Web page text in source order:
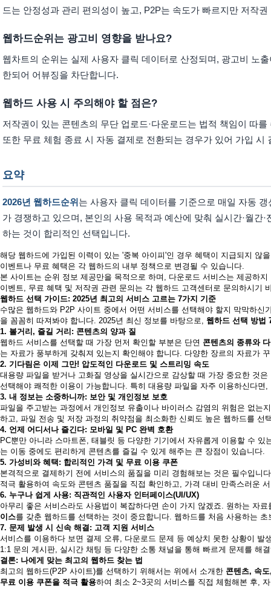
드는 안정성과 관리 편의성이 높고, P2P는 속도가 빠르지만 저작
웹하드순위는 광고비 영향을 받나요?
웹차트의 순위는 실제 사용자 클릭 데이터로 산정되며, 광고비 노
한되어 어뷰징을 차단합니다.
웹하드 사용 시 주의해야 할 점은?
저작권이 있는 콘텐츠의 무단 업로드·다운로드는 법적 책임이 따
또한 무료 체험 종료 시 자동 결제로 전환되는 경우가 있어 가입 시
요약
2026년 웹하드순위는 사용자 클릭 데이터를 기준으로 매일 자동
가 경쟁하고 있으며, 본인의 사용 목적과 예산에 맞춰 실시간·월
하는 것이 합리적인 선택입니다.
해당 웹하드에 가입된 이력이 있는 '중복 아이피'인 경우 혜택이 지급되지 않
이벤트나 무료 혜택은 각 웹하드의 내부 정책으로 변경될 수 있습니다.
본 사이트는 순위 정보 제공만을 목적으로 하며, 다운로드 서비스는 제공하지
이벤트, 무료 혜택 및 저작권 관련 문의는 각 웹하드 고객센터로 문의하시기
웹하드 선택 가이드: 2025년 최고의 서비스 고르는 7가지 기준
수많은 웹하드와 P2P 사이트 중에서 어떤 서비스를 선택해야 할지 막막하
을 꼼꼼히 따져봐야 합니다. 2025년 최신 정보를 바탕으로, 웹하드 선택 방법
1. 볼거리, 즐길 거리: 콘텐츠의 양과 질
웹하드 서비스를 선택할 때 가장 먼저 확인할 부분은 단연 콘텐츠의 종류와
는 자료가 풍부하게 갖춰져 있는지 확인해야 합니다. 다양한 장르의 자료가
2. 기다림은 이제 그만! 압도적인 다운로드 및 스트리밍 속도
대용량 파일을 받거나 고화질 영상을 실시간으로 감상할 때 가장 중요한 것
선택해야 쾌적한 이용이 가능합니다. 특히 대용량 파일을 자주 이용하신다면
3. 내 정보는 소중하니까: 보안 및 개인정보 보호
파일을 주고받는 과정에서 개인정보 유출이나 바이러스 감염의 위험은 없는
하고, 파일 전송 및 저장 과정의 취약점을 최소화한 신뢰도 높은 웹하드를 선
4. 언제 어디서나 즐긴다: 모바일 및 PC 완벽 호환
PC뿐만 아니라 스마트폰, 태블릿 등 다양한 기기에서 자유롭게 이용할 수
는 이동 중에도 편리하게 콘텐츠를 즐길 수 있게 해주는 큰 장점이 있습니다.
5. 가성비와 혜택: 합리적인 가격 및 무료 이용 쿠폰
본격적으로 결제하기 전에 서비스의 품질을 미리 경험해보는 것은 필수입니
적극 활용하여 속도와 콘텐츠 품질을 직접 확인하고, 가격 대비 만족스러운
6. 누구나 쉽게 사용: 직관적인 사용자 인터페이스(UI/UX)
아무리 좋은 서비스라도 사용법이 복잡하다면 손이 가지 않겠죠. 원하는 자
이스를 갖춘 웹하드를 선택하는 것이 중요합니다. 웹하드를 처음 사용하는
7. 문제 발생 시 신속 해결: 고객 지원 서비스
서비스를 이용하다 보면 결제 오류, 다운로드 문제 등 예상치 못한 상황이 발
1:1 문의 게시판, 실시간 채팅 등 다양한 소통 채널을 통해 빠르게 문제를 해
결론: 나에게 맞는 최고의 웹하드 찾는 법
최고의 웹하드(P2P 사이트)를 선택하기 위해서는 위에서 소개한 콘텐츠, 속
무료 이용 쿠폰을 적극 활용하여 최소 2~3곳의 서비스를 직접 체험해본 후,